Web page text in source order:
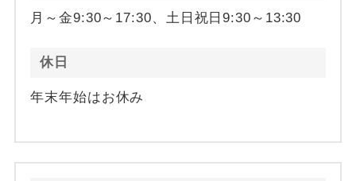
月～金9:30～17:30、土日祝日9:30～13:30
休日
年末年始はお休み